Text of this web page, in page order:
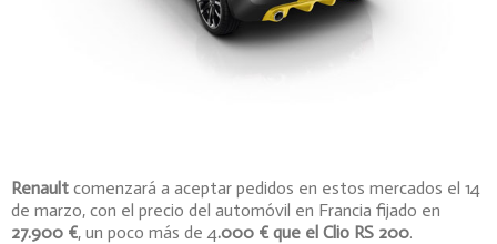
Renault comenzará a aceptar pedidos en estos mercados el 14
de marzo, con el precio del automóvil en Francia fijado en
27.900 €, un poco más de 4.000 € que el Clio RS 200.